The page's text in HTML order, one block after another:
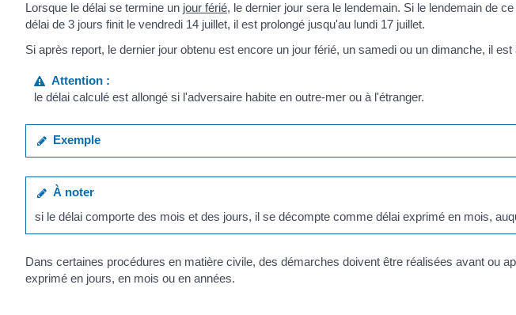
Lorsque le délai se termine un jour férié, le dernier jour sera le lendemain. Si le lendemain de
délai de 3 jours finit le vendredi 14 juillet, il est prolongé jusqu'au lundi 17 juillet.
Si après report, le dernier jour obtenu est encore un jour férié, un samedi ou un dimanche, il
Attention :
le délai calculé est allongé si l'adversaire habite en outre-mer ou à l'étranger.
Exemple
À noter
si le délai comporte des mois et des jours, il se décompte comme délai exprimé en mois,
Dans certaines procédures en matière civile, des démarches doivent être réalisées avant ou
exprimé en jours, en mois ou en années.